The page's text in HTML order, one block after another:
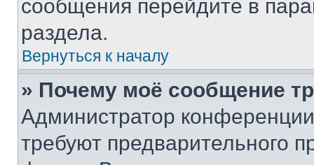
сообщения перейдите в
раздела.
Вернуться к началу
» Почему моё сообщение
Администратор
требуют предварительного